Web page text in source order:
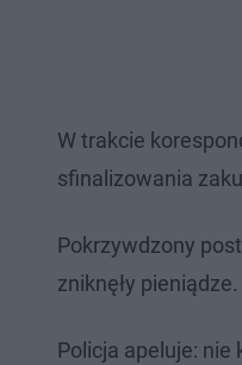
W trakcie
sfinalizowania
Pokrzywdzony
zniknęły pieniądze.
Policja apeluje: